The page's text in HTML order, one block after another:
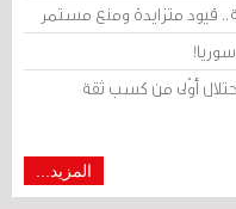
قيود متزايدة ومنع مستمر
أوْلى من كسب ثقة
المزيد...